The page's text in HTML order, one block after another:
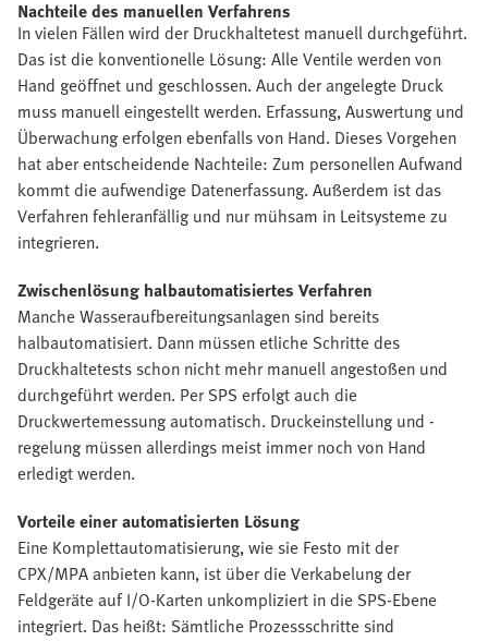
Nachteile des manuellen Verfahrens
In vielen Fällen wird der Druckhaltetest manuell durchgeführt.
Das ist die konventionelle Lösung: Alle Ventile werden von
Hand geöffnet und geschlossen. Auch der angelegte Druck
muss manuell eingestellt werden. Erfassung, Auswertung und
Überwachung erfolgen ebenfalls von Hand. Dieses Vorgehen
hat aber entscheidende Nachteile: Zum personellen Aufwand
kommt die aufwendige Datenerfassung. Außerdem ist das
Verfahren fehleranfällig und nur mühsam in Leitsysteme zu
integrieren.
Zwischenlösung halbautomatisiertes Verfahren
Manche Wasseraufbereitungsanlagen sind bereits
halbautomatisiert. Dann müssen etliche Schritte des
Druckhaltetests schon nicht mehr manuell angestoßen und
durchgeführt werden. Per SPS erfolgt auch die
Druckwertemessung automatisch. Druckeinstellung und -
regelung müssen allerdings meist immer noch von Hand
erledigt werden.
Vorteile einer automatisierten Lösung
Eine Komplettautomatisierung, wie sie Festo mit der
CPX/MPA anbieten kann, ist über die Verkabelung der
Feldgeräte auf I/O-Karten unkompliziert in die SPS-Ebene
integriert. Das heißt: Sämtliche Prozessschritte sind